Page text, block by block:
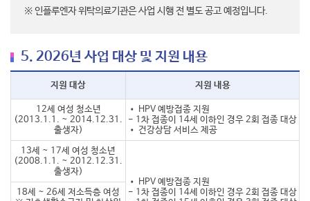
※ 인플루엔자 위탁의료기관은 사업 시행 전 별도 공고 예정입니다.
5. 2026년 사업 대상 및 지원 내용
지원 대상 지원 내용
12세 여성 청소년
(2013.1.1. ~ 2014.12.31.
출생자)
• HPV 예방접종 지원
- 1차 접종이 14세 이하인 경우 2회 접종 대상
• 건강상담 서비스 제공
13세 ~ 17세 여성 청소년
(2008.1.1. ~ 2012.12.31.
출생자)
• HPV 예방접종 지원
- 1차 접종이 14세 이하인 경우 2회 접종 대상
18세 ~ 26세 저소득층 여성